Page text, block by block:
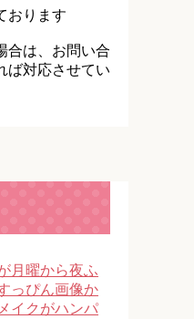
おります
合は、お問い合
ば対応させてい
月曜から夜ふ
っぴん画像か
イクがハンパ